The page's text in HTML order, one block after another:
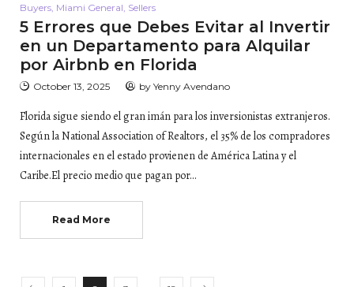
Buyers Miami General Sellers
5 Errores que Debes Evitar al Invertir
en un Departamento para Alquilar
por Airbnb en Florida
October 13, 2025 by Yenny Avendano
Florida sigue siendo el gran imán para los inversionistas extranjeros.
Según la National Association of Realtors, el 35% de los compradores
internacionales en el estado provienen de América Latina y el
Caribe.El precio medio que pagan por…
Read More